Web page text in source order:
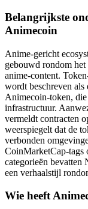
Belangrijkste
Animecoin
Anime-gericht
gebouwd rondom
anime-content.
wordt beschreven
Animecoin-token, die
infrastructuur.
vermeldt contracten
weerspiegelt dat de
verbonden
CoinMarketCap-tags
categorieën
een verhaalstijl
Wie heeft